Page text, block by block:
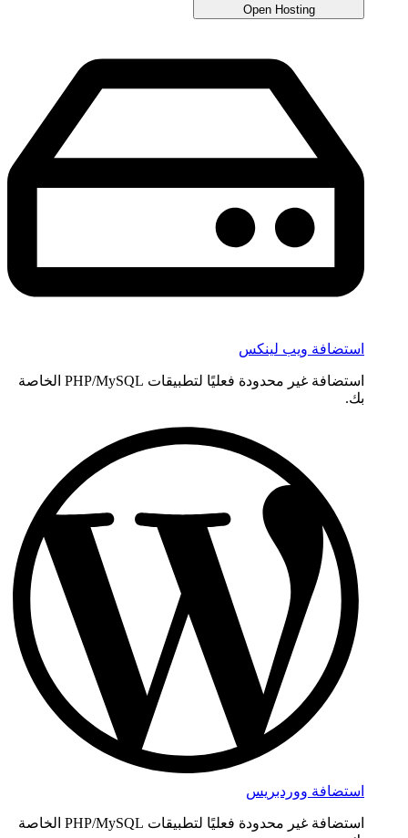
Open Hosting
استضافة ويب لينكس
استضافة غير محدودة فعليًا لتطبيقات PHP/MySQL الخاصة
بك.
استضافة ووردبريس
استضافة غير محدودة فعليًا لتطبيقات PHP/MySQL الخاصة